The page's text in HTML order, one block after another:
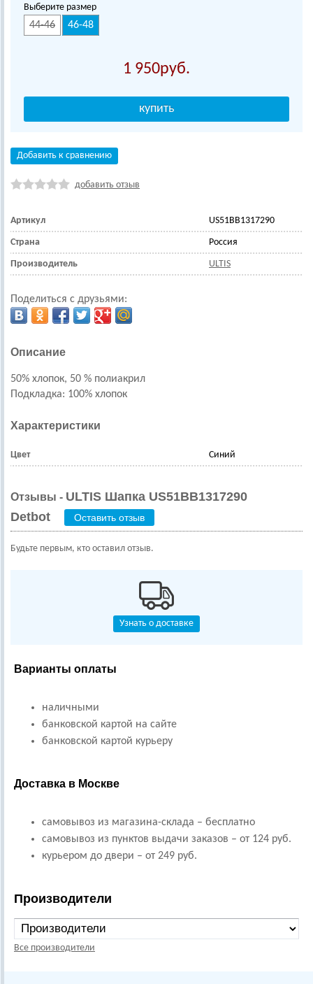
Выберите размер
44-46 46-48
1 950
Добавить к сравнению
добавить отзыв
Артикул US51BB1317290
Страна Россия
Производитель ULTIS
Поделиться с друзьями:
Описание
50% хлопок, 50 % полиакрил
Подкладка: 100% хлопок
Характеристики
Цвет Синий
Отзывы - ULTIS Шапка US51BB1317290
Detbot
Оставить отзыв
Будьте первым, кто оставил отзыв.
Узнать о доставке
Варианты оплаты
наличными
банковской картой на сайте
банковской картой курьеру
Доставка в Москве
самовывоз из магазина-склада – бесплатно
самовывоз из пунктов выдачи заказов – от 124 руб.
курьером до двери – от 249 руб.
Производители
Все производители